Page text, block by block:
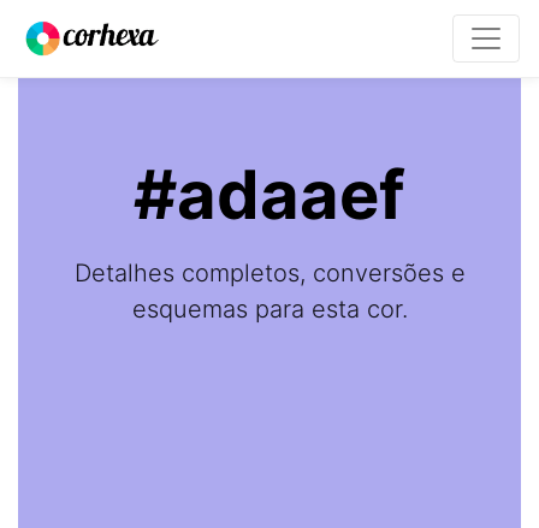
#adaaef
Detalhes completos, conversões e
esquemas para esta cor.